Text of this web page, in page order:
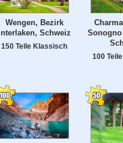
Wengen, Bezirk
Interlaken, Schweiz
150 Teile Klassisch
100